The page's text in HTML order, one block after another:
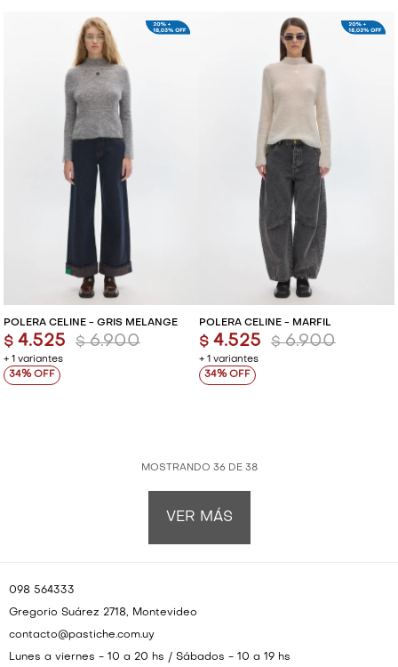
POLERA CELINE - GRIS MELANGE
+ 1 variantes
$ 4.525 $ 6.900
34
POLERA CELINE - MARFIL
+ 1 variantes
$ 4.525 $ 6.900
34
MOSTRANDO 36 DE 38
VER MÁS
098 564333
Gregorio Suárez 2718, Montevideo
contacto@pastiche.com.uy
Lunes a viernes - 10 a 20 hs / Sábados - 10 a 19 hs